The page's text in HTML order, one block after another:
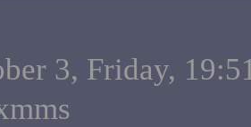
3, Friday,